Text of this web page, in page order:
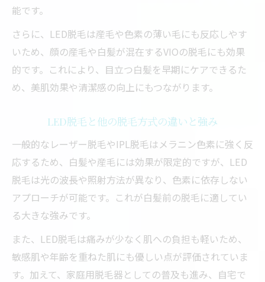
能です。
さらに、LED脱毛は産毛や色素の薄い毛にも反応しやす
いため、顔の産毛や白髪が混在するVIOの脱毛にも効果
的です。これにより、目立つ白髪を早期にケアできるた
め、美肌効果や清潔感の向上にもつながります。
LED脱毛と他の脱毛方式の違いと強み
一般的なレーザー脱毛やIPL脱毛はメラニン色素に強く反
応するため、白髪や産毛には効果が限定的ですが、LED
脱毛は光の波長や照射方法が異なり、色素に依存しない
アプローチが可能です。これが白髪前の脱毛に適してい
る大きな強みです。
また、LED脱毛は痛みが少なく肌への負担も軽いため、
敏感肌や年齢を重ねた肌にも優しい点が評価されていま
す。加えて、家庭用脱毛器としての普及も進み、自宅で